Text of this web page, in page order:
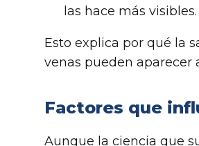
las hace más
Esto explica por qué la
venas pueden aparecer
Factores que
Aunque la ciencia que